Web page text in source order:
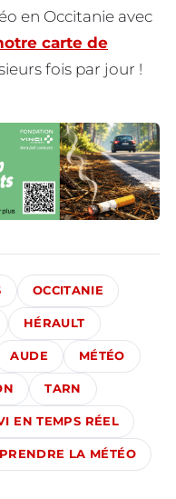
en Occitanie avec
carte de
fois par jour !
OCCITANIE
HÉRAULT
AUDE MÉTÉO
TARN
EN TEMPS RÉEL
LA MÉTÉO